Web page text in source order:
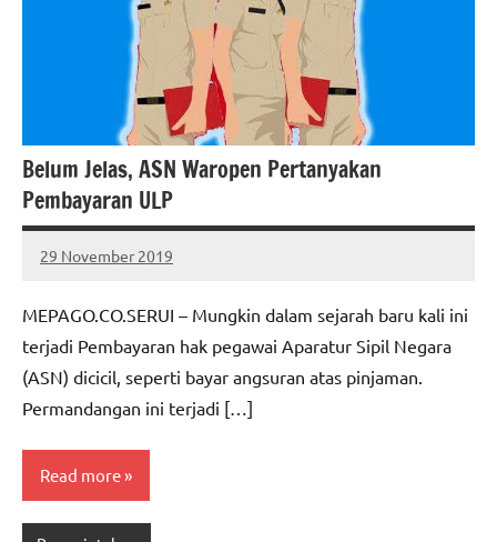
Belum Jelas, ASN Waropen Pertanyakan
Pembayaran ULP
29 November 2019
MEPAGO
No
MEPAGO.CO.SERUI – Mungkin dalam sejarah baru kali ini
terjadi Pembayaran hak pegawai Aparatur Sipil Negara
(ASN) dicicil, seperti bayar angsuran atas pinjaman.
Permandangan ini terjadi […]
Read more